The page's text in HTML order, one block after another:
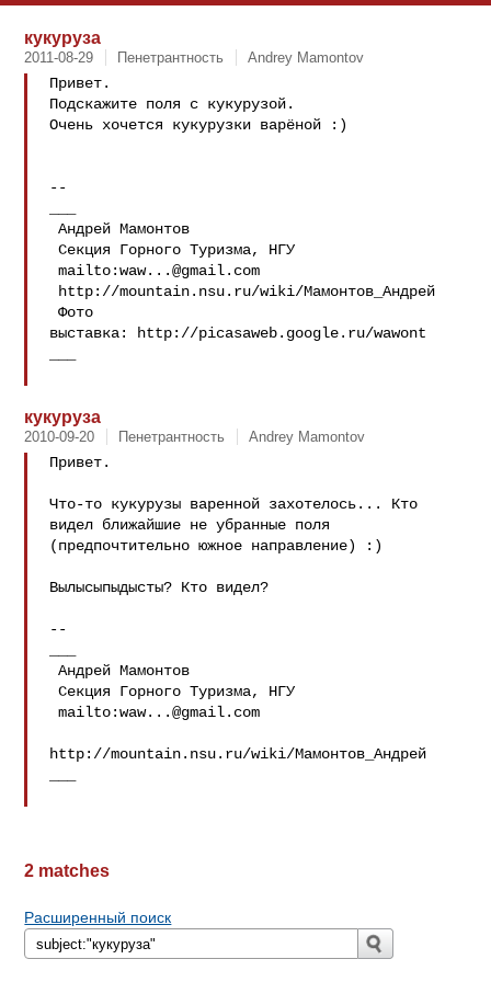
кукуруза
2011-08-29 Пенетрантность Andrey Mamontov
Привет.
Подскажите поля с кукурузой.
Очень хочется кукурузки варёной :)
--
Андрей Мамонтов
Секция Горного Туризма, НГУ
mailto:waw...@gmail.com
http://mountain.nsu.ru/wiki/Мамонтов_Андрей
Фото
выставка: http://picasaweb.google.ru/wawont
кукуруза
2010-09-20 Пенетрантность Andrey Mamontov
Привет.
Что-то кукурузы варенной захотелось... Кто
видел ближайшие не убранные поля
(предпочтительно южное направление) :)
Вылысыпыдысты? Кто видел?
--
Андрей Мамонтов
Секция Горного Туризма, НГУ
mailto:waw...@gmail.com
http://mountain.nsu.ru/wiki/Мамонтов_Андрей
2 matches
Расширенный поиск